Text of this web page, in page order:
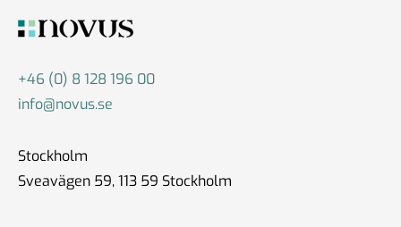
+46 (0) 8 128 196 00
info@novus.se
Stockholm
Sveavägen 59, 113 59 Stockholm